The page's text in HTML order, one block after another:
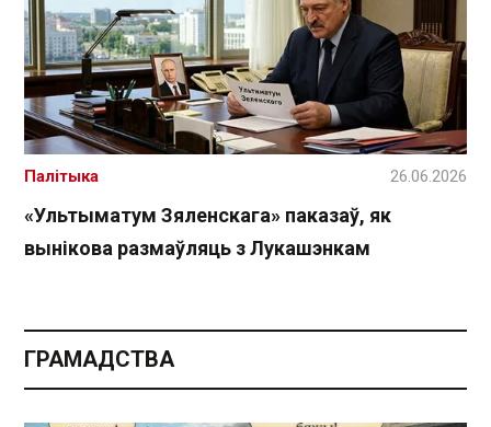
«Ультыматум Зяленскага» паказаў, як
вынікова размаўляць з Лукашэнкам
Палітыка 26.06.2026
ГРАМАДСТВА